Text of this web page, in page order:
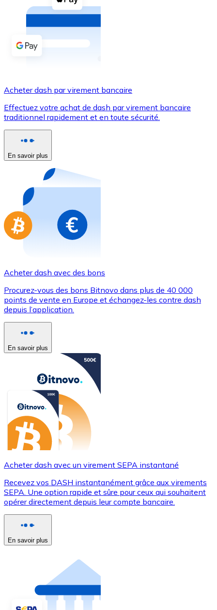
Achetez des cryptomonnaies en espèces et d'autres
Acheter avec espèces
Virement SEPA
Utilisez les cartes Visa et Mastercard pour acheter
Acheter avec carte
Nouveau
Achetez des cartes-cadeaux de vos marques
Aller à la boutique de cartes-cadeaux
Acheter dash par virement bancaire
Effectuez votre achat de dash par virement bancaire
traditionnel rapidement et en toute sécurité.
En savoir plus
Acheter dash avec des bons
Procurez-vous des bons Bitnovo dans plus de 40 000
points de vente en Europe et échangez-les contre dash
depuis l’application.
En savoir plus
Acheter dash avec un virement SEPA instantané
Recevez vos DASH instantanément grâce aux virements
SEPA. Une option rapide et sûre pour ceux qui souhaitent
opérer directement depuis leur compte bancaire.
En savoir plus